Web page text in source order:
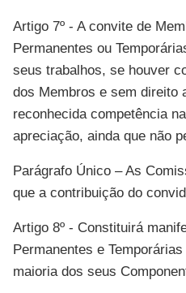
Artigo 7º - A convite de
Permanentes ou
seus trabalhos, se houver
dos Membros e sem direito
reconhecida competência
apreciação, ainda que não
Parágrafo Único – As
que a contribuição do
Artigo 8º - Constituirá
Permanentes e
maioria dos seus